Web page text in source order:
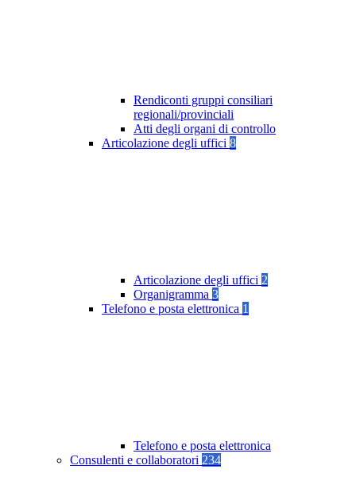
Rendiconti gruppi consiliari
regionali/provinciali
Atti degli organi di controllo
Articolazione degli uffici 8
Articolazione degli uffici 2
Organigramma 3
Telefono e posta elettronica 1
Telefono e posta elettronica
Consulenti e collaboratori 234